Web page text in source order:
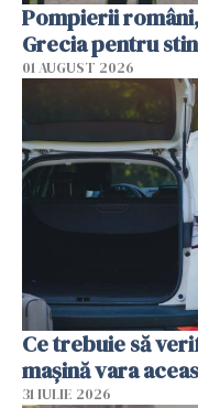
Pompierii
Grecia pentru
01 AUGUST 2026
Ce trebuie să
mașină vara
31 IULIE 2026